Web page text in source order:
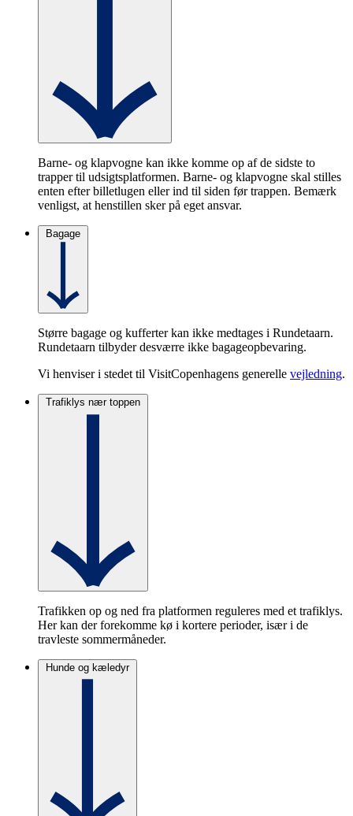
Barne- og klapvogne kan ikke komme op af de sidste to
trapper til udsigtsplatformen. Barne- og klapvogne skal stilles
enten efter billetlugen eller ind til siden før trappen. Bemærk
venligst, at henstillen sker på eget ansvar.
Bagage
Større bagage og kufferter kan ikke medtages i Rundetaarn.
Rundetaarn tilbyder desværre ikke bagageopbevaring.
Vi henviser i stedet til VisitCopenhagens generelle vejledning.
Trafiklys nær toppen
Trafikken op og ned fra platformen reguleres med et trafiklys.
Her kan der forekomme kø i kortere perioder, især i de
travleste sommermåneder.
Hunde og kæledyr